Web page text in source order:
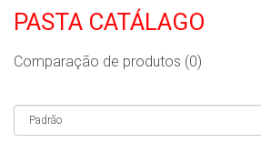
PASTA CATÁLAGO
Comparação de produtos (0)